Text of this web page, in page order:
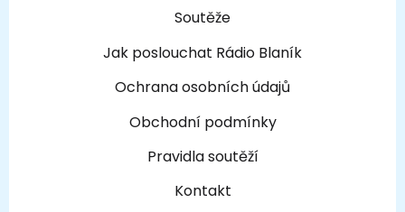
Soutěže
Jak poslouchat Rádio Blaník
Ochrana osobních údajů
Obchodní podmínky
Pravidla soutěží
Kontakt